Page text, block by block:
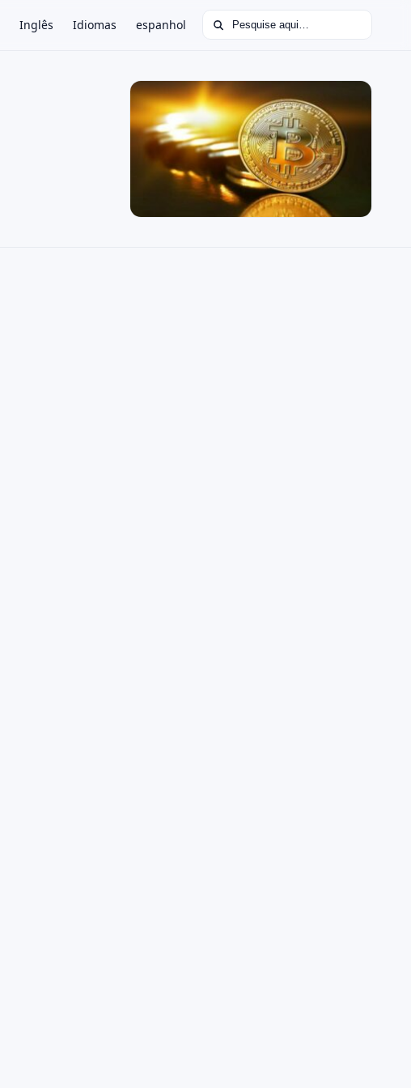
Inglês Idiomas espanhol Buscar por: